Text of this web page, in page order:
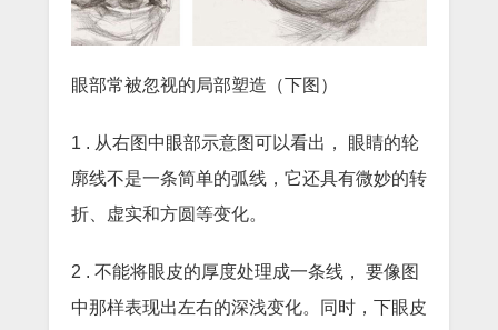
眼部常被忽视的局部塑造（下图）
1 . 从右图中眼部示意图可以看出， 眼睛的轮
廓线不是一条简单的弧线，它还具有微妙的转
折、虚实和方圆等变化。
2 . 不能将眼皮的厚度处理成一条线， 要像图
中那样表现出左右的深浅变化。同时，下眼皮